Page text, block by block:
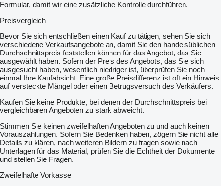
Formular, damit wir eine zusätzliche Kontrolle durchführen.
Preisvergleich
Bevor Sie sich entschließen einen Kauf zu tätigen, sehen Sie sich
verschiedene Verkaufsangebote an, damit Sie den handelsüblichen
Durchschnittspreis feststellen können für das Angebot, das Sie
ausgewählt haben. Sofern der Preis des Angebots, das Sie sich
ausgesucht haben, wesentlich niedriger ist, überprüfen Sie noch
einmal Ihre Kaufabsicht. Eine große Preisdifferenz ist oft ein Hinweis
auf versteckte Mängel oder einen Betrugsversuch des Verkäufers.
Kaufen Sie keine Produkte, bei denen der Durchschnittspreis bei
vergleichbaren Angeboten zu stark abweicht.
Stimmen Sie keinen zweifelhaften Angeboten zu und auch keinen
Vorauszahlungen. Sofern Sie Bedenken haben, zögern Sie nicht alle
Details zu klären, nach weiteren Bildern zu fragen sowie nach
Unterlagen für das Material, prüfen Sie die Echtheit der Dokumente
und stellen Sie Fragen.
Zweifelhafte Vorkasse